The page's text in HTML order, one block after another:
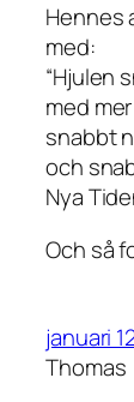
Hennes
med:
“Hjulen
med
snabbt
och
Nya
Och så
januari
Thomas